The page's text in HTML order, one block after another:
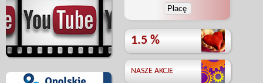
1.5 %
NASZE AKCJE